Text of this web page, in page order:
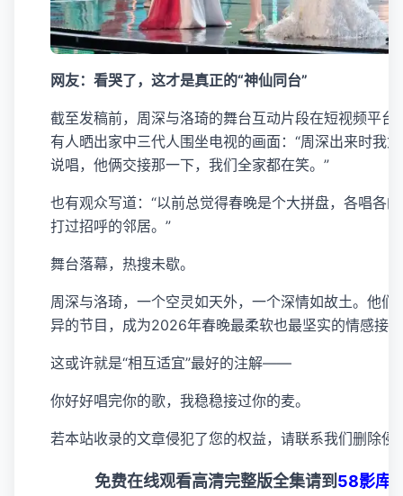
网友：看哭了，这才是真正的“神仙同台”
截至发稿前，周深与洛琦的舞台互动片段在短视频平台
有人晒出家中三代人围坐电视的画面：“周深出来时我
说唱，他俩交接那一下，我们全家都在笑。”
也有观众写道：“以前总觉得春晚是个大拼盘，各唱各
打过招呼的邻居。”
舞台落幕，热搜未歇。
周深与洛琦，一个空灵如天外，一个深情如故土。他
异的节目，成为2026年春晚最柔软也最坚实的情感接
这或许就是“相互适宜”最好的注解——
你好好唱完你的歌，我稳稳接过你的麦。
若本站收录的文章侵犯了您的权益，请联系我们删除侵
免费在线观看高清完整版全集请到 58影库